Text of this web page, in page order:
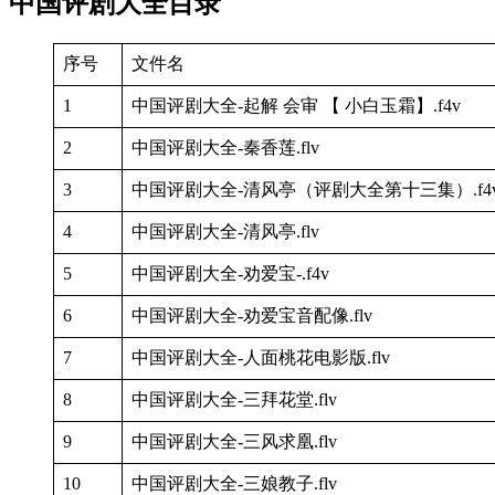
序号 文件名
1 中国评剧大全-起解 会审 【 小白玉霜】.f4v
2 中国评剧大全-秦香莲.flv
3 中国评剧大全-清风亭（评剧大全第十三集）
4 中国评剧大全-清风亭.flv
5 中国评剧大全-劝爱宝-.f4v
6 中国评剧大全-劝爱宝音配像.flv
7 中国评剧大全-人面桃花电影版.flv
8 中国评剧大全-三拜花堂.flv
9 中国评剧大全-三风求凰.flv
10 中国评剧大全-三娘教子.flv